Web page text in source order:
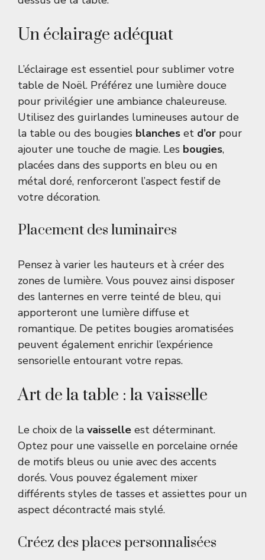
Un éclairage adéquat
L’éclairage est essentiel pour sublimer votre
table de Noël. Préférez une lumière douce
pour privilégier une ambiance chaleureuse.
Utilisez des guirlandes lumineuses autour de
la table ou des bougies blanches et d’or pour
ajouter une touche de magie. Les bougies,
placées dans des supports en bleu ou en
métal doré, renforceront l’aspect festif de
votre décoration.
Placement des luminaires
Pensez à varier les hauteurs et à créer des
zones de lumière. Vous pouvez ainsi disposer
des lanternes en verre teinté de bleu, qui
apporteront une lumière diffuse et
romantique. De petites bougies aromatisées
peuvent également enrichir l’expérience
sensorielle entourant votre repas.
Art de la table : la vaisselle
Le choix de la vaisselle est déterminant.
Optez pour une vaisselle en porcelaine ornée
de motifs bleus ou unie avec des accents
dorés. Vous pouvez également mixer
différents styles de tasses et assiettes pour un
aspect décontracté mais stylé.
Créez des places personnalisées